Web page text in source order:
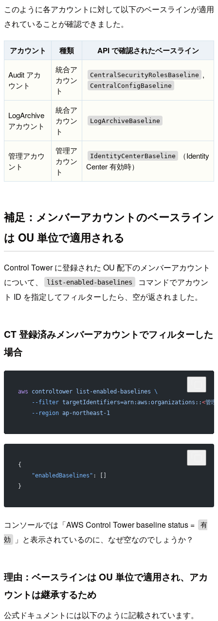
このように各アカウントに対して以下のベースラインが適用
されていることが確認できました。
アカウント 種類 API で確認されたベースライン
Audit アカ
ウント
統合ア
カウン
ト
CentralSecurityRolesBaseline ,
CentralConfigBaseline
LogArchive
アカウント
統合ア
カウン
ト
LogArchiveBaseline
管理アカウ
ント
管理ア
カウン
ト
IdentityCenterBaseline
（Identity
Center 有効時）
補足：メンバーアカウントのベースライン
は OU 単位で適用される
Control Tower に登録された OU 配下のメンバーアカウント
について、
list-enabled-baselines
コマンドでアカウン
ト ID を指定してフィルターしたら、空が返されました。
CT 登録済みメンバーアカウントでフィルターした
場合
aws controltower list-enabled-baselines \
    --filter
targetIdentifiers=arn:aws:organizations::<管
    --region
ap-northeast-1
{
    "enabledBaselines"
: []
}
コンソールでは「AWS Control Tower baseline status =
有
効
」と表示されているのに、なぜ空なのでしょうか？
理由：ベースラインは OU 単位で適用され、アカ
ウントは継承するため
公式ドキュメントには以下のように記載されています。